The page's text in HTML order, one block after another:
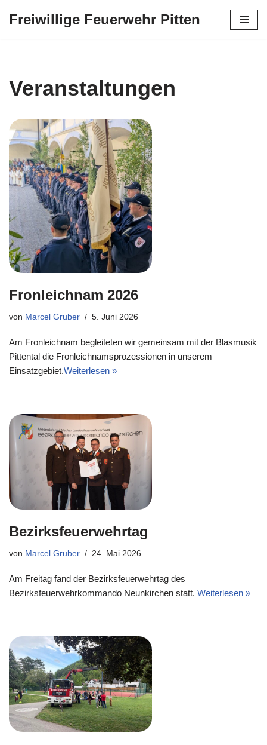
Freiwillige Feuerwehr Pitten
Veranstaltungen
Fronleichnam 2026
von Marcel Gruber 5. Juni 2026
Am Fronleichnam begleiteten wir gemeinsam mit der Blasmusik
Pittental die Fronleichnamsprozessionen in unserem
Einsatzgebiet.Weiterlesen »
Bezirksfeuerwehrtag
von Marcel Gruber 24. Mai 2026
Am Freitag fand der Bezirksfeuerwehrtag des
Bezirksfeuerwehrkommando Neunkirchen statt. Weiterlesen »